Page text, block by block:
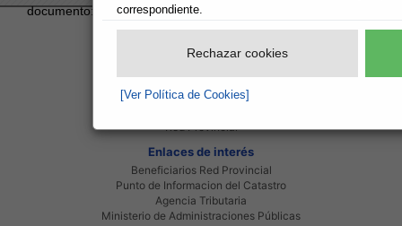
correspondiente.
Rechazar cookies
[Ver Política de Cookies]
documento:
F029FB895F987104C1258CDD002C5A0D
Red Provincial
Intranet Adheridos
Intranet Beneficiarios
Red Provincial
Enlaces de interés
Beneficiarios Red Provincial
Punto de Informacion del Catastro
Agencia Tributaria
Ministerio de Administraciones Públicas